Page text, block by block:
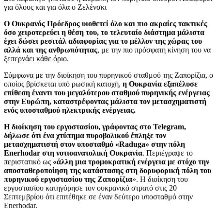
για όλους και για όλα ο Ζελένσκι
Ο Ουκρανός Πρόεδρος υιοθετεί όλο και πιο ακραίες τακτικές
όσο χειροτερεύει η θέση του, το τελευταίο διάστημα μάλιστα
έχει δώσει ρεσιτάλ αδιαφορίας για το μέλλον της χώρας του
αλλά και της ανθρωπότητας, με την πιο πρόσφατη κίνηση του να
ξεπερνάει κάθε όριο.
Σύμφωνα με την διοίκηση του πυρηνικού σταθμού της Ζαπορίζια, ο
οποίος βρίσκεται υπό ρωσική κατοχή, η Ουκρανία εξαπέλυσε
επίθεση έναντι του μεγαλύτερου σταθμού πυρηνικής ενέργειας
στην Ευρώπη, καταστρέφοντας μάλιστα τον μετασχηματιστή
ενός υποσταθμού ηλεκτρικής ενέργειας.
Η διοίκηση του εργοστασίου, γράφοντας στο Telegram,
δήλωσε ότι ένα χτύπημα πυροβολικού έπληξε τον
μετασχηματιστή στον υποσταθμό «Raduga» στην πόλη
Enerhodar στη νοτιοανατολική Ουκρανία. Περιέγραψε το
περιστατικό ως «άλλη μια τρομοκρατική ενέργεια με στόχο την
αποσταθεροποίηση της κατάστασης στη δορυφορική πόλη του
πυρηνικού εργοστασίου της Ζαπορίζια». Η διοίκηση του
εργοστασίου κατηγόρησε τον ουκρανικό στρατό στις 20
Σεπτεμβρίου ότι επιτέθηκε σε έναν δεύτερο υποσταθμό στην
Enerhodar.